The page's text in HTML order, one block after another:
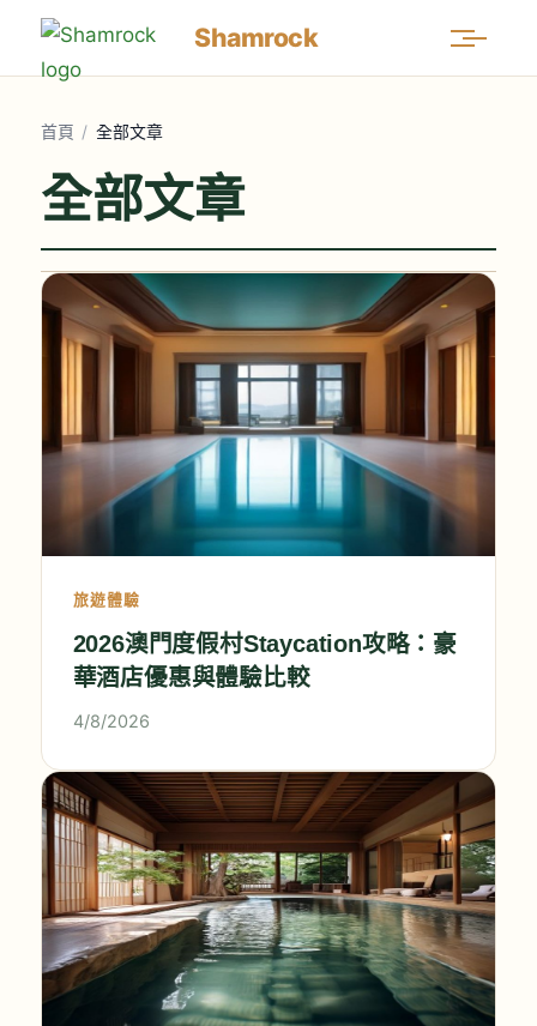
Shamrock
首頁 / 全部文章
全部文章
旅遊體驗
2026澳門度假村Staycation攻略：豪
華酒店優惠與體驗比較
4/8/2026